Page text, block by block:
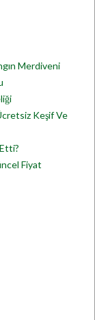
Merdiveni
Keşif Ve
Fiyat